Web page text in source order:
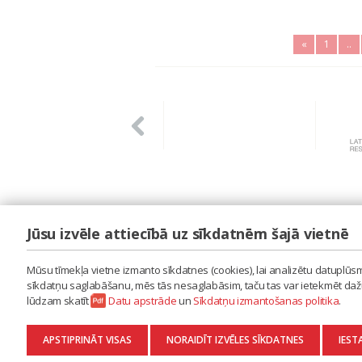
« 1 ..
LAIPA
ES RADU MŪZIKU
AKTUALITĀTES
KONTAKTI
SĪKDATŅU IZMANTOŠANAS POLITIKA
DATU APSTRĀDE
Jūsu izvēle attiecībā uz sīkdatnēm šajā vietnē
Mūsu tīmekļa vietne izmanto sīkdatnes (cookies), lai analizētu
sīkdatņu saglabāšanu, mēs tās nesaglabāsim, taču tas var ietekmēt
lūdzam skatīt
Datu apstrādeun Sīkdatņu izmantošanas politika.
APSTIPRINĀT VISAS NORAIDĪT IZVĒLES SĪKDATNES